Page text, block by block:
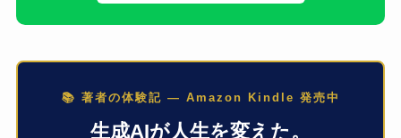
📚 著者の体験記 — Amazon Kindle 発売中
生成AIが人生を変えた。